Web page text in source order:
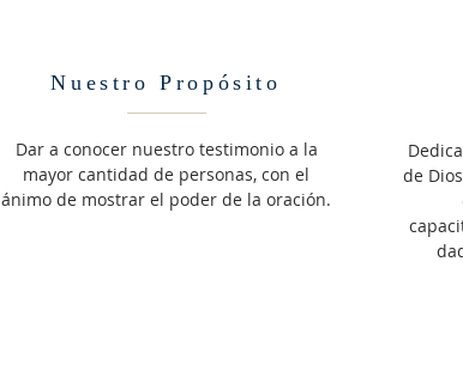
Nuestro Propósito
Dar a conocer nuestro testimonio a la
mayor cantidad de personas, con el
ánimo de mostrar el poder de la oración.
de